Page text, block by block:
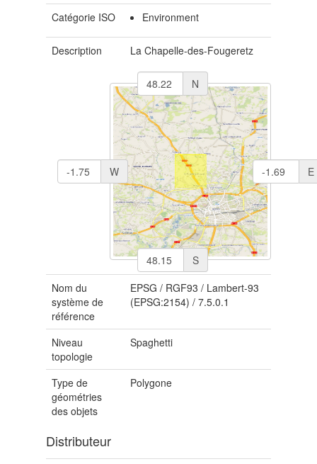
Catégorie ISO
Environment
Description La Chapelle-des-Fougeretz
N
S
E
W
Nom du
système de
référence
EPSG/ RGF93 / Lambert-93
(EPSG:2154)/7.5.0.1
Niveau
topologie
Spaghetti
Type de
géométries
des objets
Polygone
Distributeur